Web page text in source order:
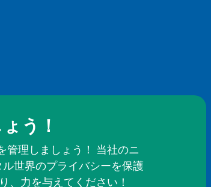
う！
管理しましょう！ 当社のニ
世界のプライバシーを保護
、力を与えてください！